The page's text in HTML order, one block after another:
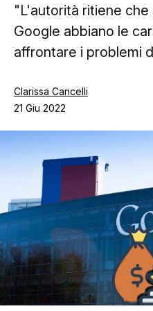
Contatti
"L'autorità ritiene che
Google abbiano le
affrontare i problemi
Clarissa Cancelli
21 Giu 2022